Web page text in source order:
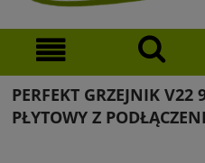
PERFEKT GRZEJNIK V22
PŁYTOWY Z